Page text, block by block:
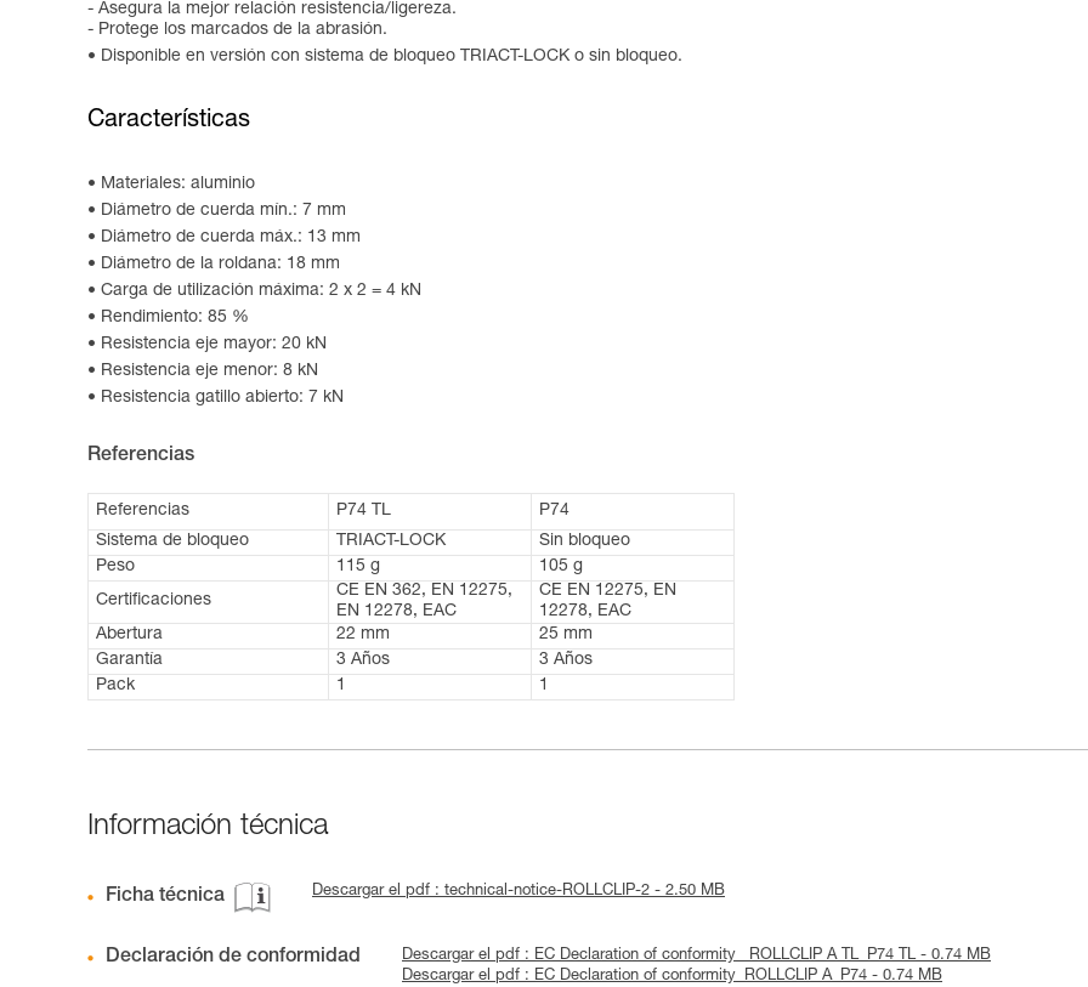
- Asegura la mejor relación resistencia/ligereza.
- Protege los marcados de la abrasión.
Disponible en versión con sistema de bloqueo TRIACT-LOCK o sin bloqueo.
Características
Materiales: aluminio
Diámetro de cuerda mín.: 7 mm
Diámetro de cuerda máx.: 13 mm
Diámetro de la roldana: 18 mm
Carga de utilización máxima: 2 x 2 = 4 kN
Rendimiento: 85 %
Resistencia eje mayor: 20 kN
Resistencia eje menor: 8 kN
Resistencia gatillo abierto: 7 kN
Referencias
Referencias P74 TL
P74
Sistema de bloqueo
TRIACT-LOCK
Sin bloqueo
Peso
115 g
105 g
Certificaciones
CE EN 362, EN 12275,
EN 12278, EAC
CE EN 12275, EN
12278, EAC
Abertura
22 mm
25 mm
Garantía
3 Años
3 Años
Pack
1 1
Información técnica
Ficha técnica Descargar el pdf : technical-notice-ROLLCLIP-2 - 2.50 MB
Declaración de conformidad
Descargar el pdf : EC Declaration of conformity_ ROLLCLIP A TL_P74 TL - 0.74 MB
Descargar el pdf : EC Declaration of conformity_ROLLCLIP A_P74 - 0.74 MB